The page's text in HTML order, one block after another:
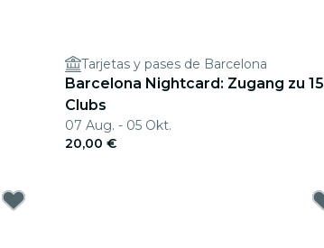
Tarjetas y pases de Barcelona
Barcelona Nightcard: Zugang zu 15
Clubs
07 Aug. - 05 Okt.
20,00 €